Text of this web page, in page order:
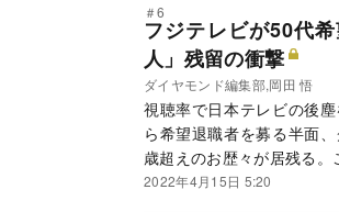
＃6
フジテレビが50代
人」残留の衝撃
ダイヤモンド編集部,岡田 悟
視聴率で日本テレビの後
ら希望退職者を募る半面
歳超えのお歴々が居残る。
2022年4月15日 5:20